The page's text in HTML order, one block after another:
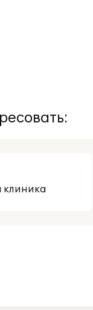
клиника